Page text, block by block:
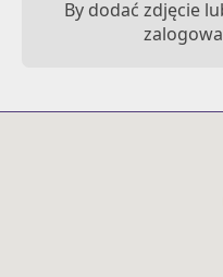
By dodać zdjęcie